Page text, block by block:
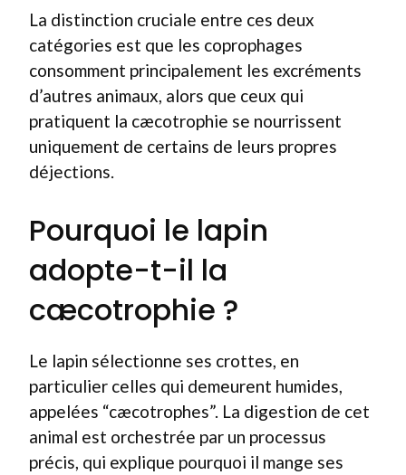
La distinction cruciale entre ces deux
catégories est que les coprophages
consomment principalement les excréments
d’autres animaux, alors que ceux qui
pratiquent la cæcotrophie se nourrissent
uniquement de certains de leurs propres
déjections.
Pourquoi le lapin
adopte-t-il la
cæcotrophie ?
Le lapin sélectionne ses crottes, en
particulier celles qui demeurent humides,
appelées “cæcotrophes”. La digestion de cet
animal est orchestrée par un processus
précis, qui explique pourquoi il mange ses